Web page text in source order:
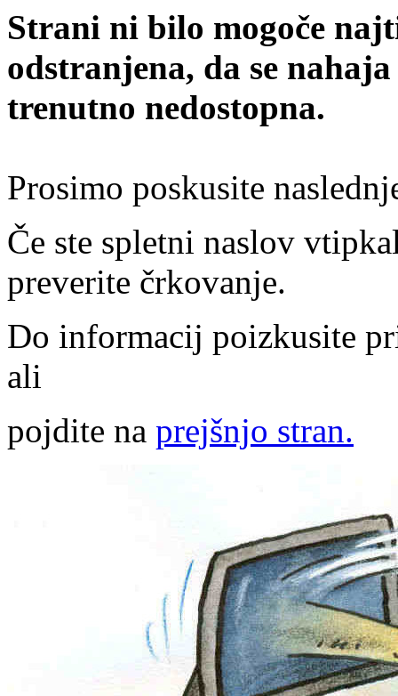
Strani ni bilo mogoče
odstranjena, da se
trenutno nedostopna.
Prosimo poskusite
Če ste spletni naslov
preverite črkovanje.
Do informacij poizkusite
ali
pojdite na prejšnjo stran.